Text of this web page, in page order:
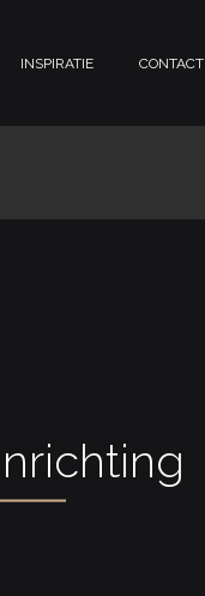
INSPIRATIE CONTACT